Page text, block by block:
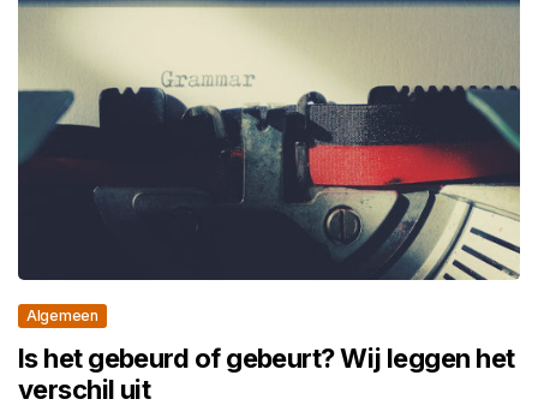
Algemeen
Is het gebeurd of gebeurt? Wij leggen het
verschil uit